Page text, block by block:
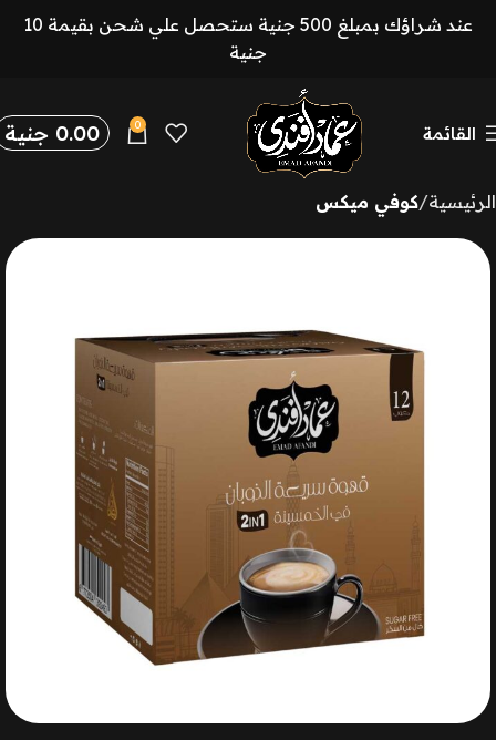
عند شراؤك بمبلغ 500 جنية ستحصل علي شحن بقيمة 10
جنية
القائمة 0
0.00 جنية
الرئيسية كوفي ميكس